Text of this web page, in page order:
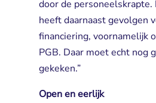
door de
heeft daarnaast gevolgen
financiering, voornamelijk
PGB. Daar moet echt nog
gekeken.”
Open en eerlijk